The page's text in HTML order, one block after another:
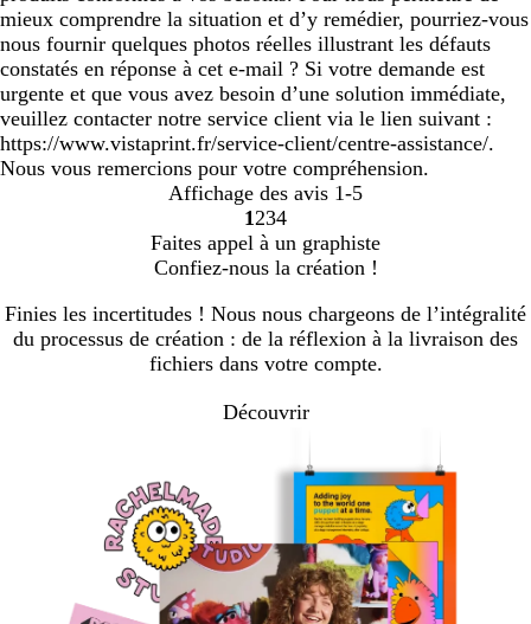
mieux comprendre la situation et d’y remédier, pourriez-vous
nous fournir quelques photos réelles illustrant les défauts
constatés en réponse à cet e-mail ? Si votre demande est
urgente et que vous avez besoin d’une solution immédiate,
veuillez contacter notre service client via le lien suivant :
https://www.vistaprint.fr/service-client/centre-assistance/.
Nous vous remercions pour votre compréhension.
Affichage des avis 1-5
Accéder
à
la
1 Accéder
à
la
2 Accéder
à
la
3Accéder
à
la
page
4
Faites appel à un graphiste
Confiez-nous la création !
Finies les incertitudes ! Nous nous chargeons de l’intégralité
du processus de création : de la réflexion à la livraison des
fichiers dans votre compte.
Découvrir